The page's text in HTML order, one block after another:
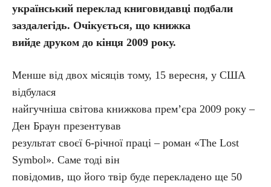
український переклад книговидавці подбали
заздалегідь. Очікується, що книжка
вийде друком до кінця 2009 року.
Менше від двох місяців тому, 15 вересня, у США
відбулася
найгучніша світова книжкова прем’єра 2009 року –
Ден Браун презентував
результат своєї 6-річної праці – роман «The Lost
Symbol». Саме тоді він
повідомив, що його твір буде перекладено ще 50